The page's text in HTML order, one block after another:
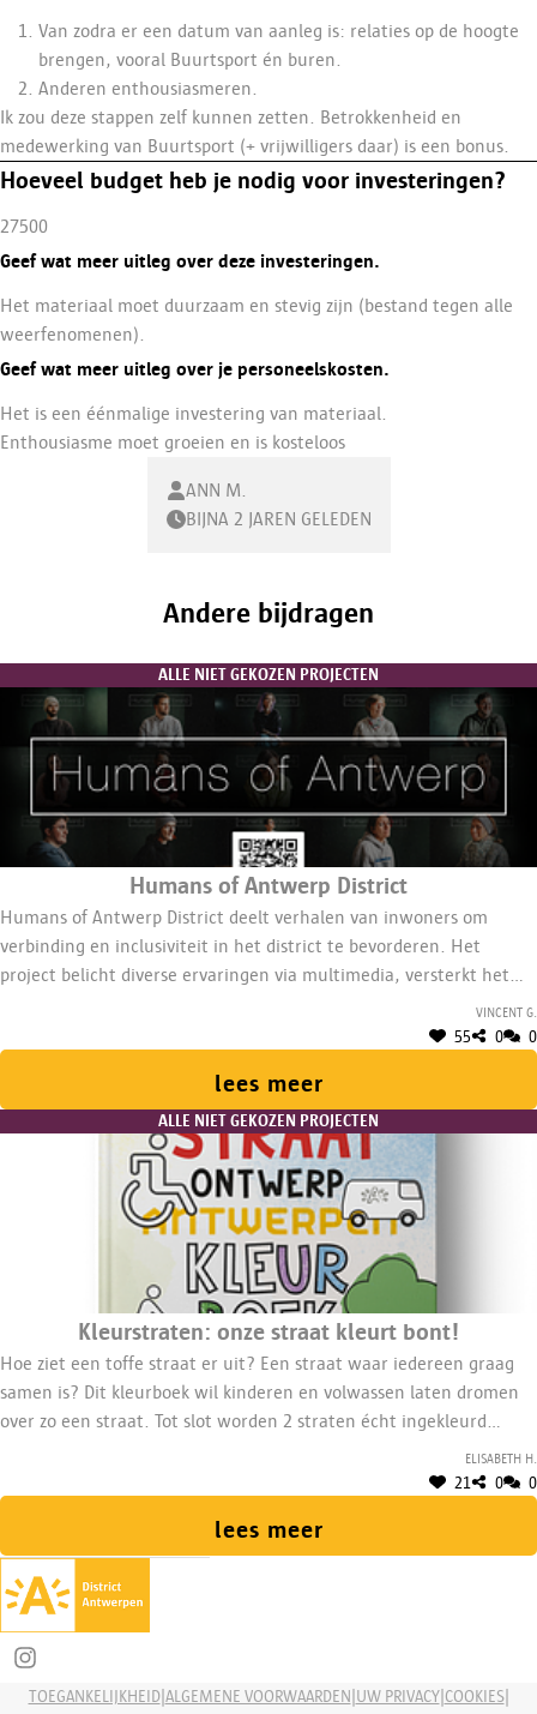
Van zodra er een datum van aanleg is: relaties op de hoogte
brengen, vooral Buurtsport én buren.
Anderen enthousiasmeren.
Ik zou deze stappen zelf kunnen zetten. Betrokkenheid en
medewerking van Buurtsport (+ vrijwilligers daar) is een bonus.
Hoeveel budget heb je nodig voor investeringen?
27500
Geef wat meer uitleg over deze investeringen.
Het materiaal moet duurzaam en stevig zijn (bestand tegen alle
weerfenomenen).
Geef wat meer uitleg over je personeelskosten.
Het is een éénmalige investering van materiaal.
Enthousiasme moet groeien en is kosteloos
ANN M.
BIJNA 2 JAREN GELEDEN
Andere bijdragen
ALLE NIET GEKOZEN PROJECTEN
Humans of Antwerp District
Humans of Antwerp District deelt verhalen van inwoners om
verbinding en inclusiviteit in het district te bevorderen. Het
project belicht diverse ervaringen via multimedia, versterkt het
gemeenschapsgevoel, creëert een platform voor iedereen enVincent G.
55 0 0
lees meer
ALLE NIET GEKOZEN PROJECTEN
Kleurstraten: onze straat kleurt bont!
Hoe ziet een toffe straat er uit? Een straat waar iedereen graag
samen is? Dit kleurboek wil kinderen en volwassen laten dromen
over zo een straat. Tot slot worden 2 straten écht ingekleurd
Elisabeth H.
21 0 0
lees meer
Deel op Instagram
TOEGANKELIJKHEID| ALGEMENE VOORWAARDEN UW PRIVACY| COOKIES|